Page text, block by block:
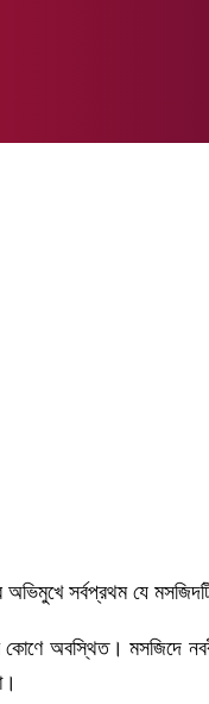
সর্বপ্রথম যে
কোণে অবস্থিত। মসজিদে